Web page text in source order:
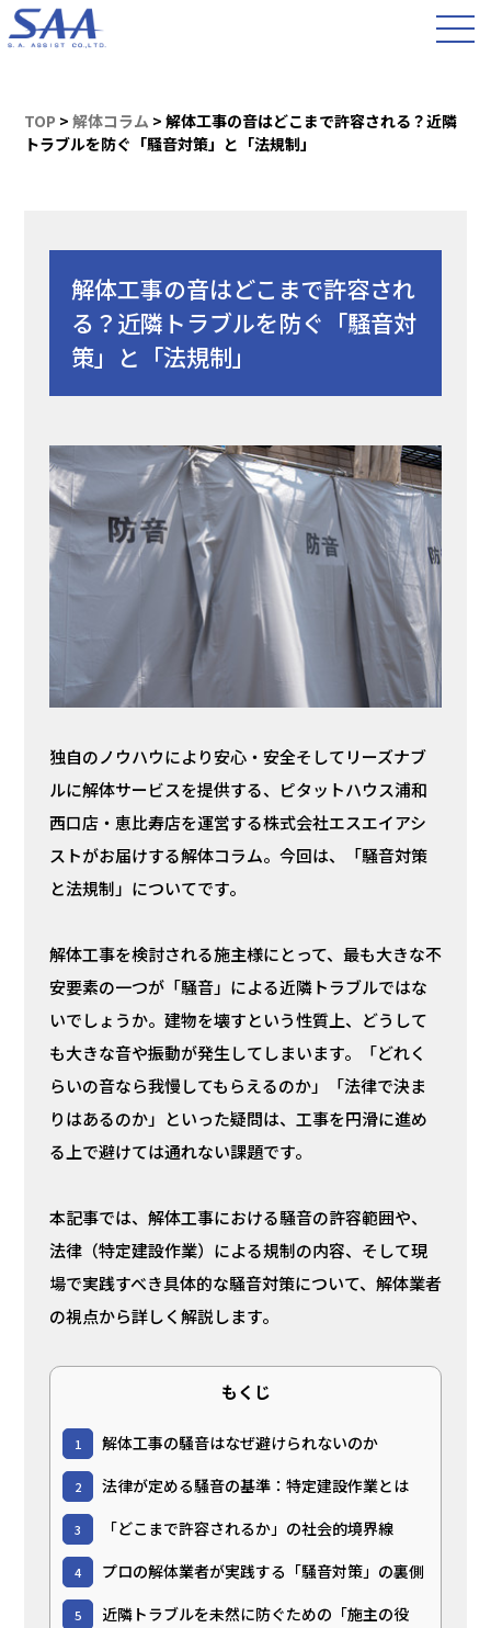
TOP >解体コラム >解体工事の音はどこまで許容される？近隣
トラブルを防ぐ「騒音対策」と「法規制」
解体工事の音はどこまで許容され
る？近隣トラブルを防ぐ「騒音対
策」と「法規制」
独自のノウハウにより安心・安全そしてリーズナブ
ルに解体サービスを提供する、ピタットハウス浦和
西口店・恵比寿店を運営する株式会社エスエイアシ
ストがお届けする解体コラム。今回は、「騒音対策
と法規制」についてです。
解体工事を検討される施主様にとって、最も大きな不
安要素の一つが「騒音」による近隣トラブルではな
いでしょうか。建物を壊すという性質上、どうして
も大きな音や振動が発生してしまいます。「どれく
らいの音なら我慢してもらえるのか」「法律で決ま
りはあるのか」といった疑問は、工事を円滑に進め
る上で避けては通れない課題です。
本記事では、解体工事における騒音の許容範囲や、
法律（特定建設作業）による規制の内容、そして現
場で実践すべき具体的な騒音対策について、解体業者
の視点から詳しく解説します。
もくじ
1 解体工事の騒音はなぜ避けられないのか
2 法律が定める騒音の基準：特定建設作業とは
3 「どこまで許容されるか」の社会的境界線
4 プロの解体業者が実践する「騒音対策」の裏側
5
近隣トラブルを未然に防ぐための「施主の役